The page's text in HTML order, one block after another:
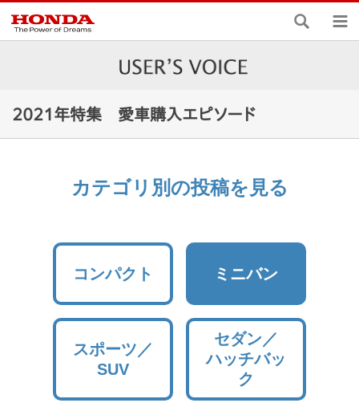
2021年特集 愛車購入エピソード
カテゴリ別の投稿を見る
コンパクト ミニバン
スポーツ／
SUV
セダン／
ハッチバッ
ク